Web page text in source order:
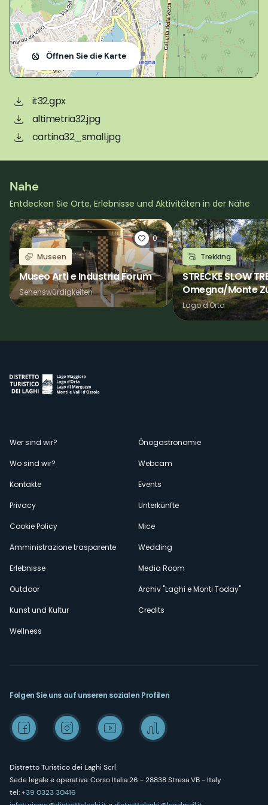
Öffnen Sie die Karte
it32.gpx
altimetria32.jpg
cartina32_small.jpg
Nahe
Entdecken Sie Orte, Erlebnisse und Aktivitäten in der Nähe
0
Museen
Museo Arti e Industria Forum
Sehenswürdigkeiten
Trekking
STRECKE SLOW
Omegna/Monte
Lago d'Orta
Menù
secondario
Wer sind wir?
Wo sind wir?
Kontakte
Privacy
Cookie Policy
Amministrazione trasparente
Erlebnisse
Outdoor
Kunst und Kultur
Wellness
Önogastronomie
Webcam
Events
Unterkünfte
Mice
Wedding
Media Room
Archiv "Laghi e Monti Today"
Credits
Distretto Turistico dei Laghi Scrl
Sede legale e operativa: Corso Italia 26 - 28838 Stresa VB - Italy
tel:+39 0323 30416
Folgen Sie uns auf unseren sozialen Profilen